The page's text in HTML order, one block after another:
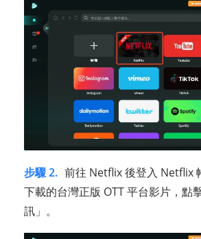
步驟 2. 前往 Netflix 後登入 Netflix
下載的台灣正版 OTT 平台影片，點
訊」。